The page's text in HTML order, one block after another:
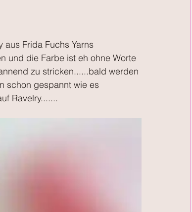
aus Frida Fuchs Yarns
und die Farbe ist eh ohne Worte
zu stricken......bald werden
schon gespannt wie es
Ravelry.......